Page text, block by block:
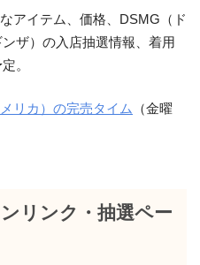
アイテム、価格、DSMG（ド
ザ）の入店抽選情報、着用
。
リカ）の完売タイム
（金曜
リンク・抽選ペー